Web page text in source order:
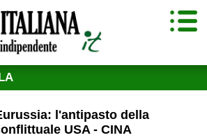
l'antipasto della
USA - CINA